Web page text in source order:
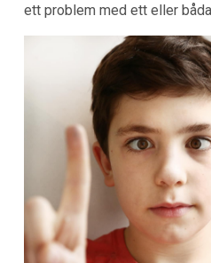
ett problem med ett eller